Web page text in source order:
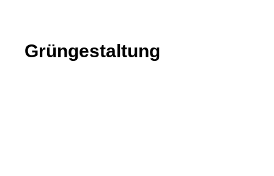
Grüngestaltung